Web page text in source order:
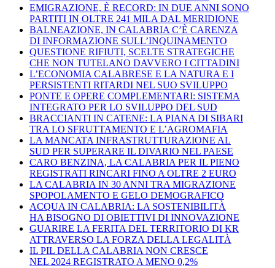
EMIGRAZIONE, È RECORD: IN DUE ANNI SONO
PARTITI IN OLTRE 241 MILA DAL MERIDIONE
BALNEAZIONE, IN CALABRIA C’È CARENZA
DI INFORMAZIONE SULL’INQUINAMENTO
QUESTIONE RIFIUTI, SCELTE STRATEGICHE
CHE NON TUTELANO DAVVERO I CITTADINI
L’ECONOMIA CALABRESE E LA NATURA E I
PERSISTENTI RITARDI NEL SUO SVILUPPO
PONTE E OPERE COMPLEMENTARI: SISTEMA
INTEGRATO PER LO SVILUPPO DEL SUD
BRACCIANTI IN CATENE: LA PIANA DI SIBARI
TRA LO SFRUTTAMENTO E L’AGROMAFIA
LA MANCATA INFRASTRUTTURAZIONE AL
SUD PER SUPERARE IL DIVARIO NEL PAESE
CARO BENZINA, LA CALABRIA PER IL PIENO
REGISTRATI RINCARI FINO A OLTRE 2 EURO
LA CALABRIA IN 30 ANNI TRA MIGRAZIONE
SPOPOLAMENTO E GELO DEMOGRAFICO
ACQUA IN CALABRIA: LA SOSTENIBILITÀ
HA BISOGNO DI OBIETTIVI DI INNOVAZIONE
GUARIRE LA FERITA DEL TERRITORIO DI KR
ATTRAVERSO LA FORZA DELLA LEGALITÀ
IL PIL DELLA CALABRIA NON CRESCE
NEL 2024 REGISTRATO A MENO 0,2%